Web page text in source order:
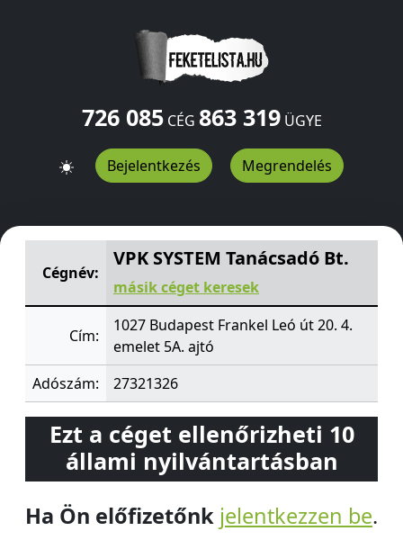
726 085CÉG 863 319ÜGYE
Bejelentkezés Megrendelés
VPK SYSTEM Tanácsadó Bt. Frankel Leó út 20. 4. emelet
Cégnév:
VPK SYSTEM Tanácsadó Bt.
másik céget keresek
Cím:
1027 Budapest Frankel Leó út 20. 4.
emelet 5A. ajtó
Adószám:
27321326
Ezt a céget ellenőrizheti 10
állami nyilvántartásban
Ha Ön előfizetőnk jelentkezzen be.